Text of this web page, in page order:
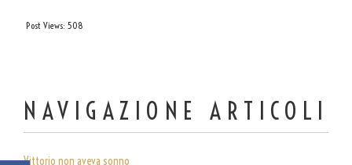
Post Views: 508
NAVIGAZIONE ARTICOLI
Vittorio non aveva sonno